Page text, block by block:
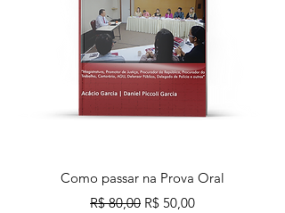
Como passar na Prova Oral
Preço normal
R$ 80,00 Preço promocional
R$ 50,00